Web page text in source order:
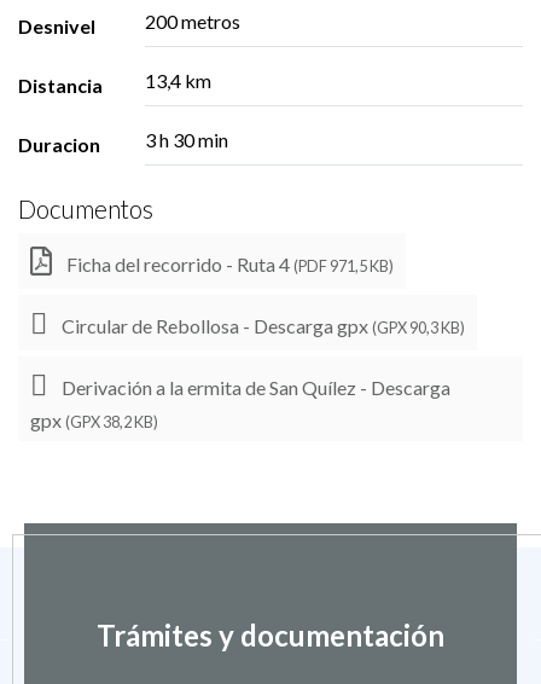
Desnivel 200 metros
Distancia 13,4 km
Duracion 3 h 30 min
Documentos
Ficha del recorrido - Ruta 4(PDF 971,5 KB)
Circular de Rebollosa - Descarga gpx(GPX 90,3 KB)
Derivación a la ermita de San Quílez - Descarga
gpx(GPX 38,2 KB)
Trámites y documentación